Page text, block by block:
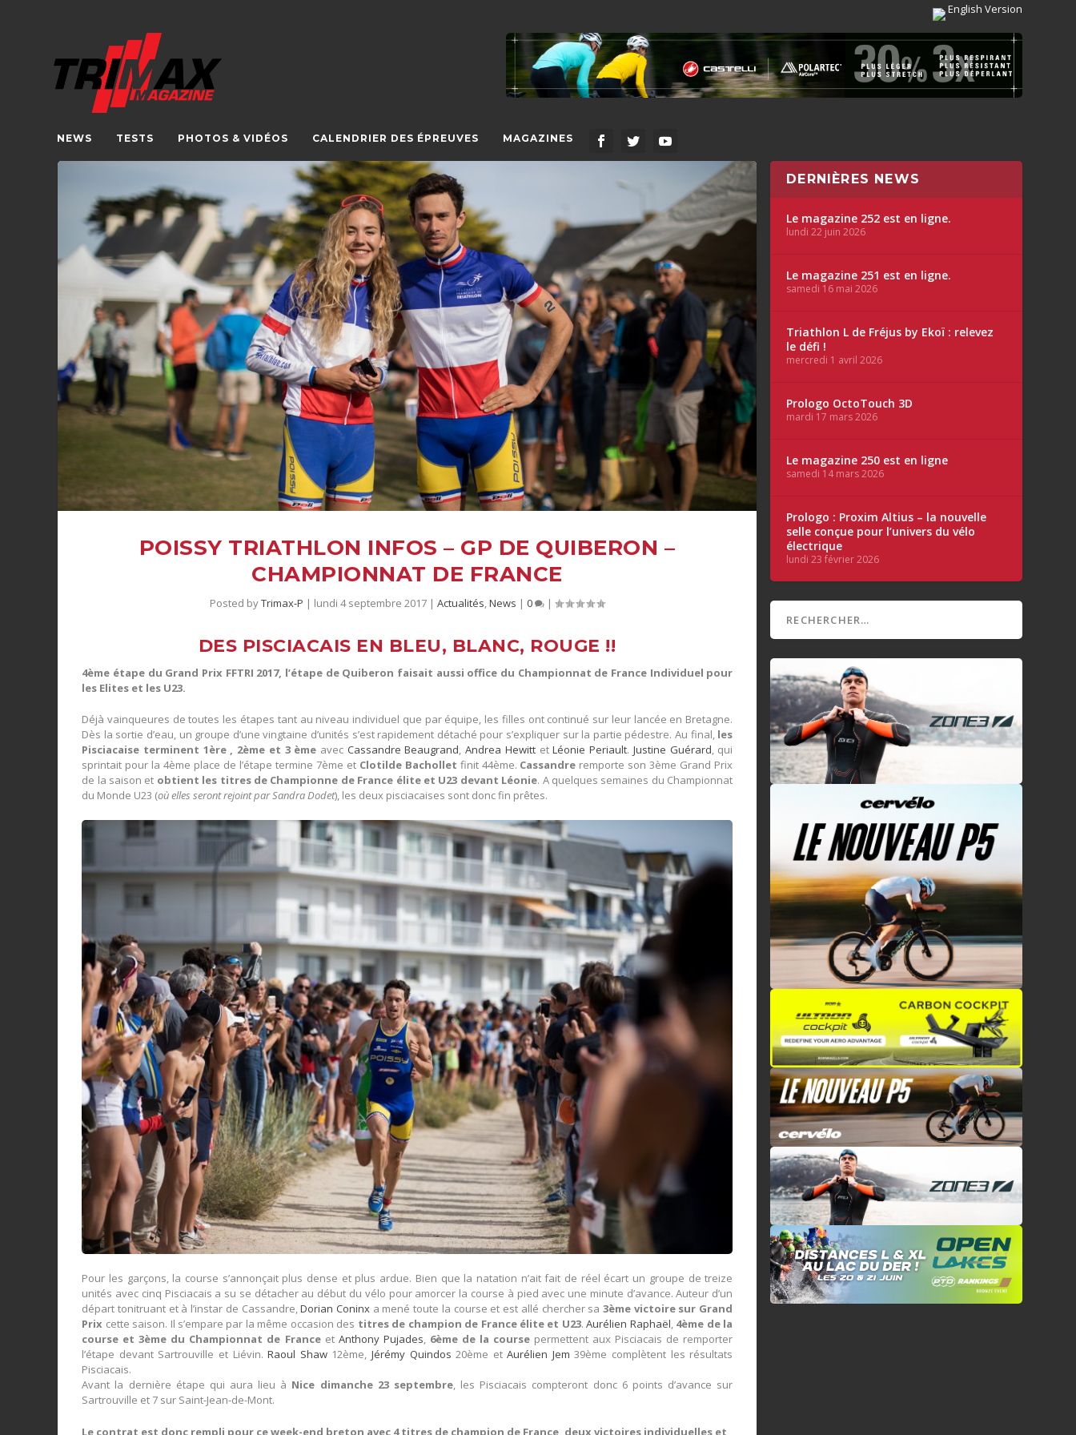
English Version
NEWS TESTS PHOTOS & VIDÉOS CALENDRIER DES ÉPREUVES MAGAZINES
POISSY TRIATHLON INFOS – GP DE QUIBERON –
CHAMPIONNAT DE FRANCE
Posted byTrimax-P | lundi 4 septembre 2017 |Actualités ,News |0 |
DES PISCIACAIS EN BLEU, BLANC, ROUGE !!
4ème étape du Grand Prix FFTRI 2017, l’étape de Quiberon faisait aussi office du Championnat de France Individuel pour
les Elites et les U23.
Déjà vainqueures de toutes les étapes tant au niveau individuel que par équipe, les filles ont continué sur leur lancée en Bretagne.
Dès la sortie d’eau, un groupe d’une vingtaine d’unités s’est rapidement détaché pour s’expliquer sur la partie pédestre. Au final, les
Pisciacaise terminent 1ère , 2ème et 3 ème avec Cassandre Beaugrand,Andrea HewittetLéonie Periault. Justine Guérard, qui
sprintait pour la 4ème place de l’étape termine 7ème et Clotilde Bachollet finit 44ème. Cassandre remporte son 3ème Grand Prix
de la saison et obtient les titres de Championne de France élite et U23 devant Léonie. A quelques semaines du Championnat
du Monde U23 (où elles seront rejoint par Sandra Dodet), les deux pisciacaises sont donc fin prêtes.
Pour les garçons, la course s’annonçait plus dense et plus ardue. Bien que la natation n’ait fait de réel écart un groupe de treize
unités avec cinq Pisciacais a su se détacher au début du vélo pour amorcer la course à pied avec une minute d’avance. Auteur d’un
départ tonitruant et à l’instar de Cassandre,Dorian Coninx a mené toute la course et est allé chercher sa3ème victoire sur Grand
Prix cette saison. Il s’empare par la même occasion des titres de champion de France élite et U23.Aurélien Raphaël, 4ème de la
course et 3ème du Championnat de Franceet Anthony Pujades, 6ème de la coursepermettent aux Pisciacais de remporter
l’étape devant Sartrouville et Liévin.Raoul Shaw12ème, Jérémy Quindos 20ème etAurélien Jem39ème complètent les résultats
Pisciacais.
Avant la dernière étape qui aura lieu à Nice dimanche 23 septembre, les Pisciacais compteront donc 6 points d’avance sur
Sartrouville et 7 sur Saint-Jean-de-Mont.
Le contrat est donc rempli pour ce week-end breton avec 4 titres de champion de France, deux victoires individuelles et
DERNIÈRES NEWS
Le magazine 252 est en ligne.
lundi 22 juin 2026
Le magazine 251 est en ligne.
samedi 16 mai 2026
Triathlon L de Fréjus by Ekoï : relevez
le défi !
mercredi 1 avril 2026
Prologo OctoTouch 3D
mardi 17 mars 2026
Le magazine 250 est en ligne
samedi 14 mars 2026
Prologo : Proxim Altius – la nouvelle
selle conçue pour l’univers du vélo
électrique
lundi 23 février 2026